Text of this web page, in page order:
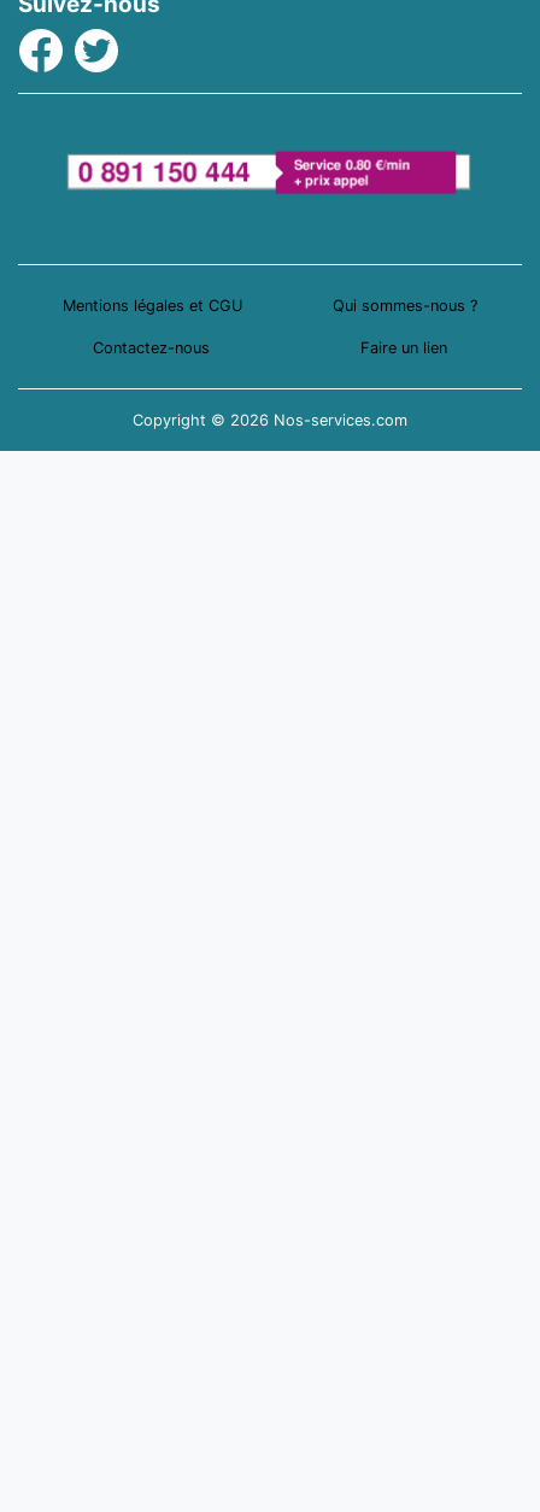
Facebook
Twitter
Mentions légales et CGU Qui sommes-nous ?
Contactez-nous Faire un lien
Copyright © 2026 Nos-services.com